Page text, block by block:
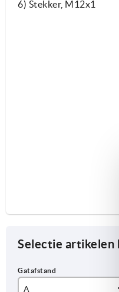
6) Stekker, M12x1
Selectie artikelen
A